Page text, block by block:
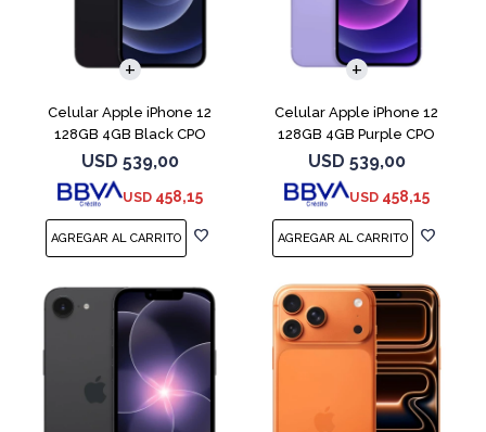
Celular Apple iPhone 12
128GB 4GB Black CPO
USD 539,00
USD 458,15
COMPARAR
Celular Apple iPhone 12
128GB 4GB Purple CPO
USD 539,00
USD 458,15
COMPARAR